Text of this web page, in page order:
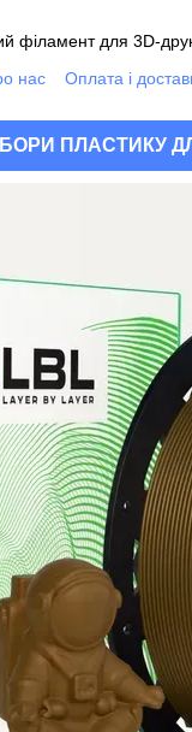
філамент для 3D-
нас Оплата і
ПЛАСТИКУ